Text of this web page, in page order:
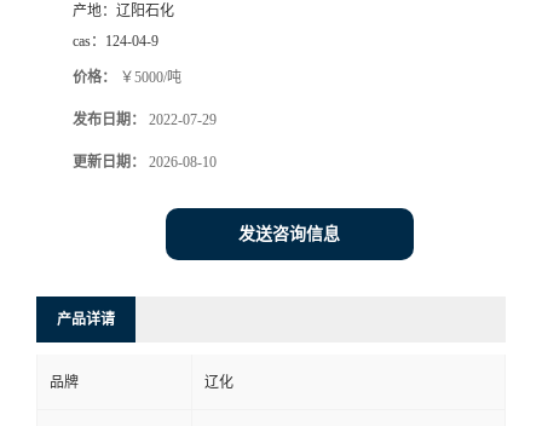
产地： 辽阳石化
cas： 124-04-9
价格： ￥5000/吨
发布日期： 2022-07-29
更新日期： 2026-08-10
发送咨询信息
产品详请
品牌 辽化